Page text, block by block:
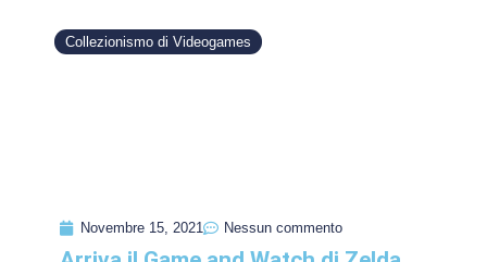
Collezionismo di Videogames
Novembre 15, 2021 Nessun commento